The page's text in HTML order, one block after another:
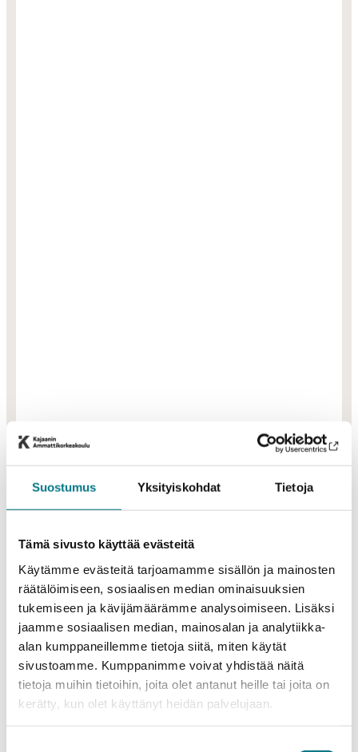
Suostumus Yksityiskohdat Tietoja
Tämä sivusto käyttää evästeitä
Käytämme evästeitä tarjoamamme sisällön ja mainosten
räätälöimiseen, sosiaalisen median ominaisuuksien
tukemiseen ja kävijämäärämme analysoimiseen. Lisäksi
jaamme sosiaalisen median, mainosalan ja analytiikka-
alan kumppaneillemme tietoja siitä, miten käytät
sivustoamme. Kumppanimme voivat yhdistää näitä
tietoja muihin tietoihin, joita olet antanut heille tai joita on
kerätty, kun olet käyttänyt heidän palvelujaan.
yritysten ja niiden henkilöstön digitaalisen osaamisen
tasoa ja kehitetään konkreettisesti yritysten
liiketoimintaa, johtamista ja henkilöstökäytäntöjä.
Toimintatapoja ja -menetelmiä uudistamalla
kehitetään samalla yritysten tuottavuutta.
Työtapojen ja -menetelmien kehittämisen myötä
vaikutetaan yritysten henkilöstön hyvinvointiin ja
tuottavuuteen.